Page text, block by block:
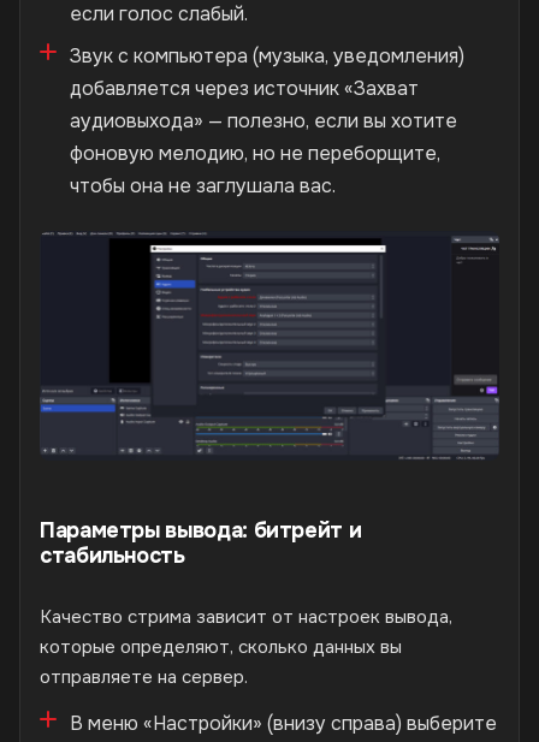
если голос слабый.
Звук с компьютера (музыка, уведомления)
добавляется через источник «Захват
аудиовыхода» — полезно, если вы хотите
фоновую мелодию, но не переборщите,
чтобы она не заглушала вас.
Параметры вывода: битрейт и
стабильность
Качество стрима зависит от настроек вывода,
которые определяют, сколько данных вы
отправляете на сервер.
В меню «Настройки» (внизу справа) выберите